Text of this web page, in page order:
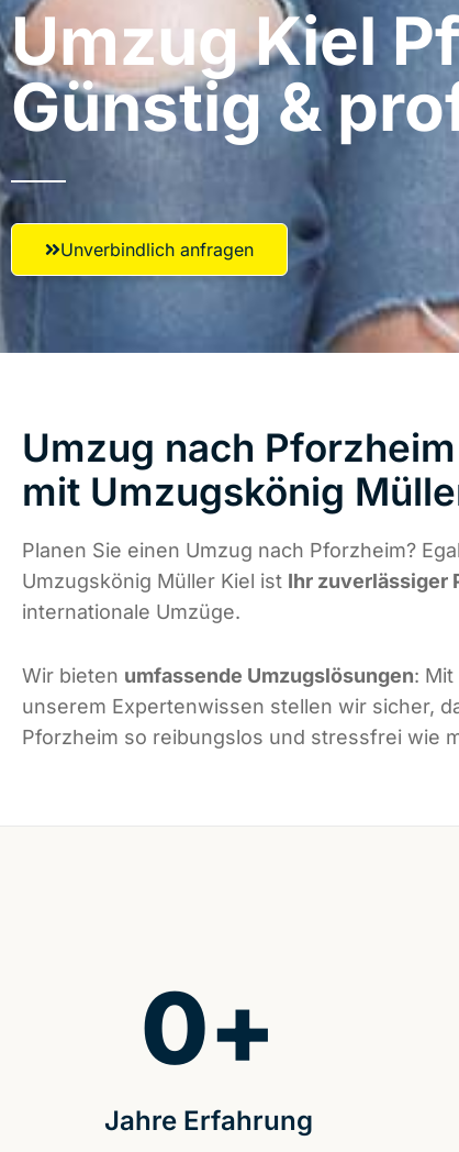
Umzug Kiel​
Günstig &
Unverbindlich anfragen
Umzug nach
mit Umzugskönig
Planen Sie einen Umzug nach Pforzheim?
Umzugskönig Müller Kiel ist Ihr zuverlässiger
internationale Umzüge.
Wir bieten umfassende Umzugslösungen:
unserem Expertenwissen stellen wir sicher,
Pforzheim so reibungslos und stressfrei wie
Jahre Erfahrung
0+